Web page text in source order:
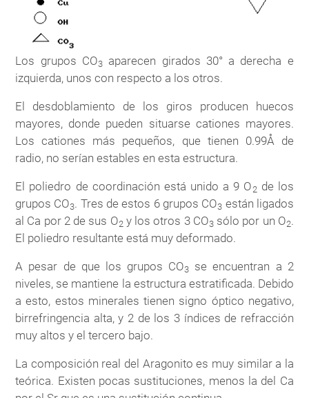
Los grupos CO3aparecen girados 30° a derecha e
izquierda, unos con respecto a los otros.
El desdoblamiento de los giros producen huecos
mayores, donde pueden situarse cationes mayores.
Los cationes más pequeños, que tienen 0.99Å de
radio, no serían estables en esta estructura.
El poliedro de coordinación está unido a 9 O2de los
grupos CO3. Tres de estos 6 grupos CO3 están ligados
al Ca por 2 de sus O2y los otros 3 CO3sólo por un O2.
El poliedro resultante está muy deformado.
A pesar de que los grupos CO3 se encuentran a 2
niveles, se mantiene la estructura estratificada. Debido
a esto, estos minerales tienen signo óptico negativo,
birrefringencia alta, y 2 de los 3 índices de refracción
muy altos y el tercero bajo.
La composición real del Aragonito es muy similar a la
teórica. Existen pocas sustituciones, menos la del Ca